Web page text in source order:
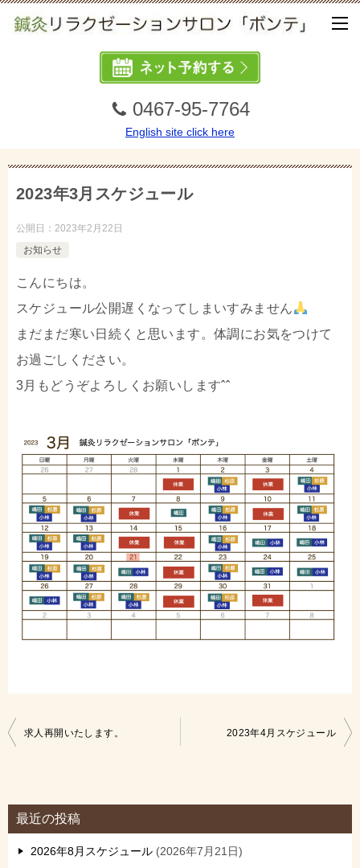
0467-95-7764
English site click here
2023年3月スケジュール
公開日： 2023年2月22日
お知らせ
こんにちは。
スケジュール公開遅くなってしまいすみません
まだまだ寒い日続くと思います。体調にお気をつけて
お過ごしください。
3月もどうぞよろしくお願いしますˆˆ
投
ビ
ゲ
ー
求人再開いたします。 2023年4月スケジュール
最近の投稿
2026年8月スケジュール 2026年7月21日